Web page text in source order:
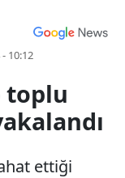
10:12
toplu
ettiği